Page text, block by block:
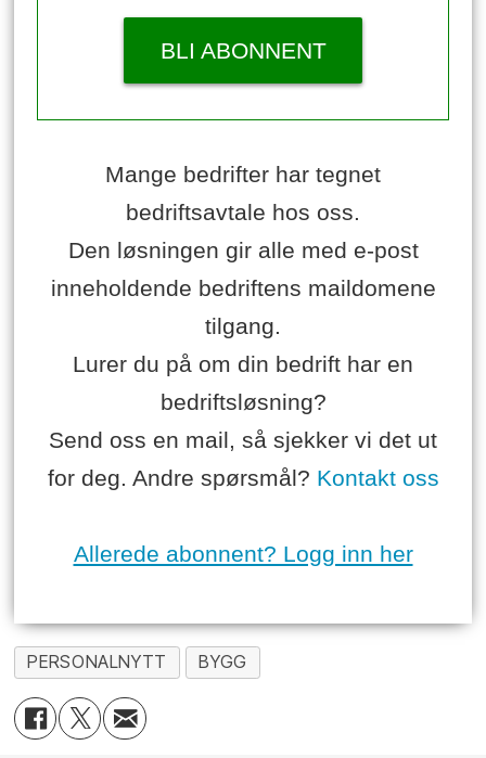
BLI ABONNENT
Mange bedrifter har tegnet
bedriftsavtale hos oss.
Den løsningen gir alle med e-post
inneholdende bedriftens maildomene
tilgang.
Lurer du på om din bedrift har en
bedriftsløsning?
Send oss en mail, så sjekker vi det ut
for deg. Andre spørsmål? Kontakt oss
Allerede abonnent? Logg inn her
PERSONALNYTT BYGG